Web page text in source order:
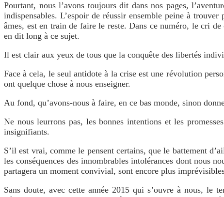
Pourtant, nous l’avons toujours dit dans nos pages,
indispensables. L’espoir de réussir ensemble peine à
âmes, est en train de faire le reste. Dans ce numéro, le cri
en dit long à ce sujet.
Il est clair aux yeux de tous que la conquête des libertés
Face à cela, le seul antidote à la crise est une révolution
ont quelque chose à nous enseigner.
Au fond, qu’avons-nous à faire, en ce bas monde, sinon
Ne nous leurrons pas, les bonnes intentions et les
insignifiants.
S’il est vrai, comme le pensent certains, que le battement
les conséquences des innombrables intolérances dont nous
partagera un moment convivial, sont encore plus
Sans doute, avec cette année 2015 qui s’ouvre à nous, le